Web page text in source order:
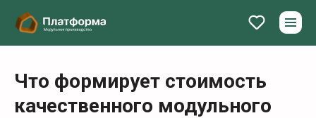
Что формирует стоимость
качественного модульного